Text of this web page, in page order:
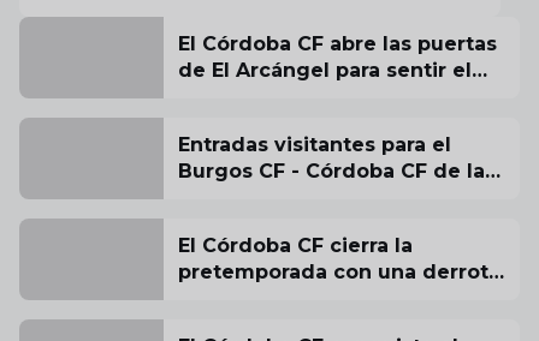
El Córdoba CF abre las puertas
de El Arcángel para sentir el
Entradas visitantes para el
Burgos CF - Córdoba CF de la
El Córdoba CF cierra la
pretemporada con una derrota